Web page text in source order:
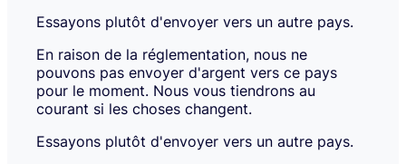
Essayons plutôt d'envoyer vers un autre pays.
En raison de la réglementation, nous ne
pouvons pas envoyer d'argent vers ce pays
pour le moment. Nous vous tiendrons au
courant si les choses changent.
Essayons plutôt d'envoyer vers un autre pays.